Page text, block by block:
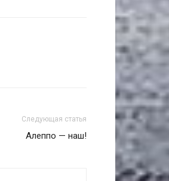
Следующая статья
Алеппо — наш!